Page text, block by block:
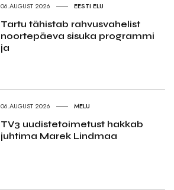
06.AUGUST 2026 EESTI ELU
Tartu tähistab rahvusvahelist
noortepäeva sisuka programmi
ja
06.AUGUST 2026 MELU
TV3 uudistetoimetust hakkab
juhtima Marek Lindmaa